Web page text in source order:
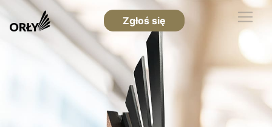
Zgłoś się